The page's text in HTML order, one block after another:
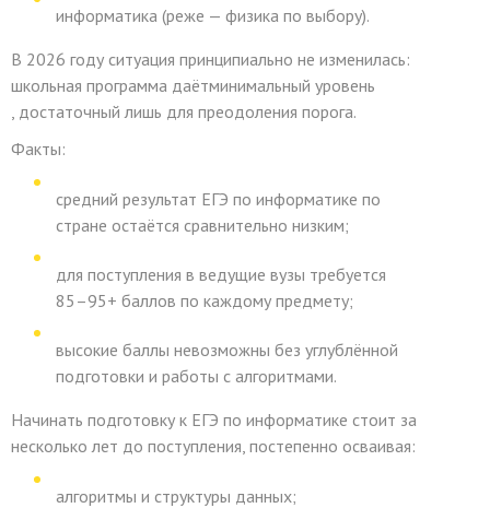
информатика (реже — физика по выбору).
В 2026 году ситуация принципиально не изменилась:
школьная программа даётминимальный уровень
, достаточный лишь для преодоления порога.
Факты:
средний результат ЕГЭ по информатике по
стране остаётся сравнительно низким;
для поступления в ведущие вузы требуется
85–95+ баллов по каждому предмету;
высокие баллы невозможны без углублённой
подготовки и работы с алгоритмами.
Начинать подготовку к ЕГЭ по информатике стоит за
несколько лет до поступления, постепенно осваивая:
алгоритмы и структуры данных;